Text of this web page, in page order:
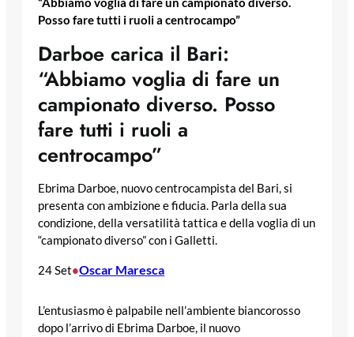
Posso fare tutti i ruoli a centrocampo”
Darboe carica il Bari:
“Abbiamo voglia di fare un
campionato diverso. Posso
fare tutti i ruoli a
centrocampo”
Ebrima Darboe, nuovo centrocampista del Bari, si
presenta con ambizione e fiducia. Parla della sua
condizione, della versatilità tattica e della voglia di un
“campionato diverso” con i Galletti.
24 Set•Oscar Maresca
L’entusiasmo è palpabile nell’ambiente biancorosso
dopo l’arrivo di Ebrima Darboe, il nuovo